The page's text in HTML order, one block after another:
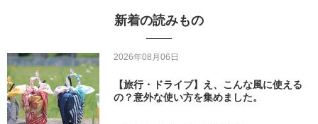
新着の読みもの
2026年08月06日
【旅行・ドライブ】え、こんな風に使える
の？意外な使い方を集めました。